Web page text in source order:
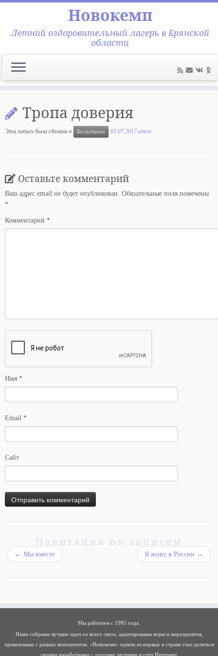
содержимому
Новокемп
Летний оздоровительный лагерь в Брянской
области
Тропа доверия
Эта запись была сделана в Без рубрики 03.07.2017 anton
Оставьте комментарий
Ваш адрес email не будет опубликован. Обязательные поля помечены
*
Комментарий *
Имя *
Email *
Сайт
Навигация по записям
← Мы вместе Я живу в России →
Мы работаем с 1995 года.
Нами собраны лучшие идеи со всего света, адаптированы игры и мероприятия,
привезенные с разных континентов. «Новокемп» одним из первых в стране стал делиться
своими наработками с другими лагерями в сети Интернет.